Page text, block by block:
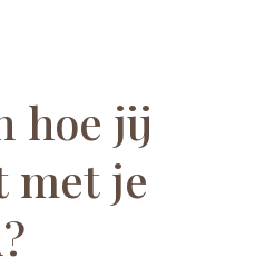
hoe jij
met je